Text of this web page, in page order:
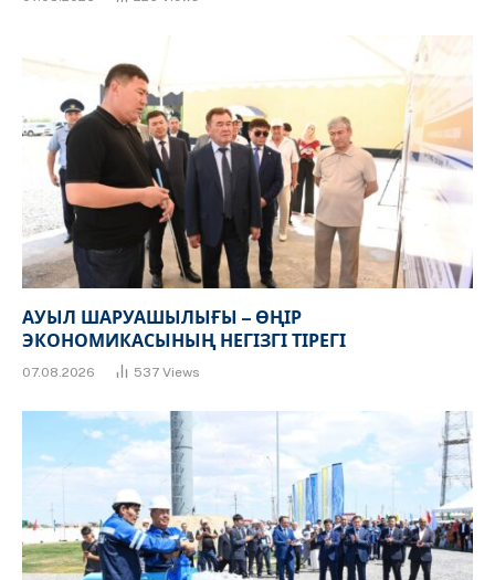
АУЫЛ ШАРУАШЫЛЫҒЫ – ӨҢІР
ЭКОНОМИКАСЫНЫҢ НЕГІЗГІ ТІРЕГІ
07.08.2026 537 Views